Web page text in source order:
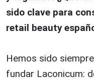
sido clave para
retail beauty
Hemos sido
fundar Laconicum: